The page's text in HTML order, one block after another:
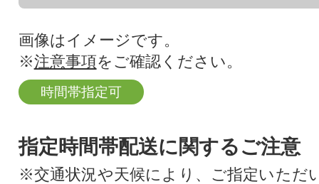
画像はイメージです。
※注意事項をご確認ください。
時間帯指定可
指定時間帯配送に関するご注意
※交通状況や天候により、ご指定いただ